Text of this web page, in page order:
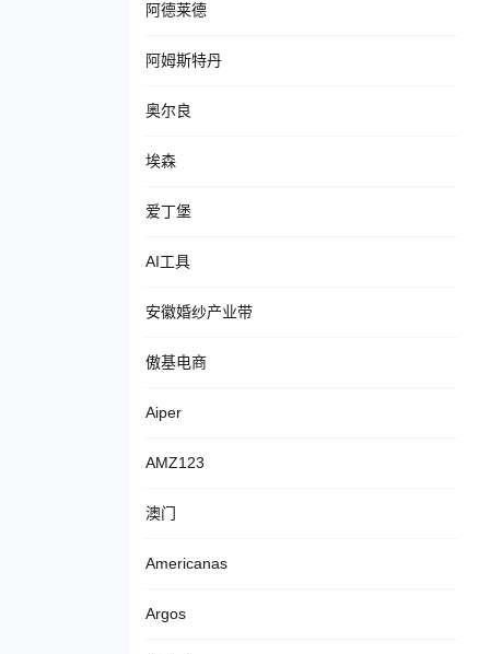
阿德莱德
阿姆斯特丹
奥尔良
埃森
爱丁堡
AI工具
安徽婚纱产业带
傲基电商
Aiper
AMZ123
澳门
Americanas
Argos